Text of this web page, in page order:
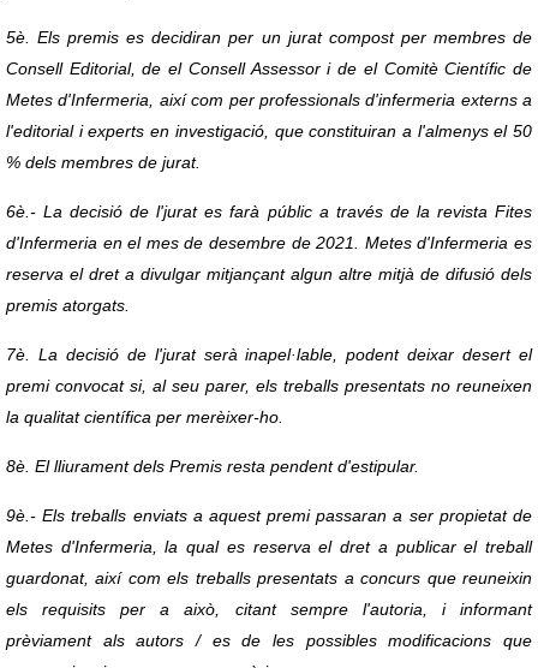
5è. Els premis es decidiran per un jurat compost per membres de
Consell Editorial, de el Consell Assessor i de el Comitè Científic de
Metes d'Infermeria, així com per professionals d'infermeria externs a
l'editorial i experts en investigació, que constituiran a l'almenys el 50
% dels membres de jurat.
6è.- La decisió de l'jurat es farà públic a través de la revista Fites
d'Infermeria en el mes de desembre de 2021. Metes d'Infermeria es
reserva el dret a divulgar mitjançant algun altre mitjà de difusió dels
premis atorgats.
7è. La decisió de l'jurat serà inapel·lable, podent deixar desert el
premi convocat si, al seu parer, els treballs presentats no reuneixen
la qualitat científica per merèixer-ho.
8è. El lliurament dels Premis resta pendent d'estipular.
9è.- Els treballs enviats a aquest premi passaran a ser propietat de
Metes d'Infermeria, la qual es reserva el dret a publicar el treball
guardonat, així com els treballs presentats a concurs que reuneixin
els requisits per a això, citant sempre l'autoria, i informant
prèviament als autors / es de les possibles modificacions que